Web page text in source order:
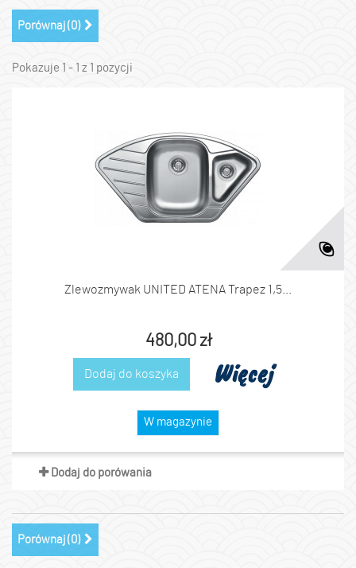
Porównaj (0)
Pokazuje 1 - 1 z 1 pozycji
Zlewozmywak UNITED ATENA Trapez 1,5...
480,00 zł
Dodaj do koszyka Więcej
W magazynie
Dodaj do porówania
Porównaj (0)